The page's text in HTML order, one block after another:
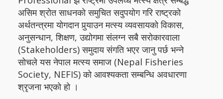
असिम श्रोत साधनको समुचित सदुपयोग गरि राष्ट्रको
अर्थतन्त्रमा योगदान पुर्‍याउन मत्स्य व्यवसायको विकास,
अनुसन्धान, शिक्षण, उद्योगमा संलग्न सबै सरोकारवाला
(Stakeholders) समुदाय संगति भएर जानु पर्छ भन्ने
सोचले यस नेपाल मत्स्य समाज (Nepal Fisheries
Society, NEFIS) को आवश्यकता सम्बन्धि अवधारणा
श्रृजना भएको हो ।